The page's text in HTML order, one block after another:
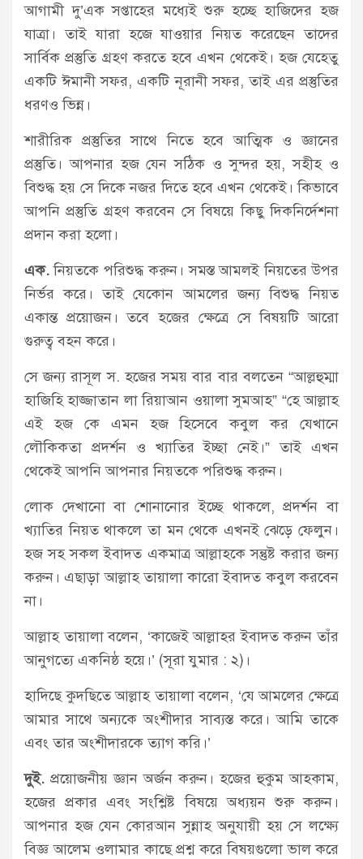
আগামী দু’এক সপ্তাহের মধ্যেই শুরু হচ্ছে হাজিদের হজ
যাত্রা। তাই যারা হজে যাওয়ার নিয়ত করেছেন তাদের
সার্বিক প্রস্তুতি গ্রহণ করতে হবে এখন থেকেই। হজ যেহেতু
একটি ঈমানী সফর, একটি নূরানী সফর, তাই এর প্রস্তুতির
ধরণও ভিন্ন।
শারীরিক প্রস্তুতির সাথে নিতে হবে আত্মিক ও জ্ঞানের
প্রস্তুতি। আপনার হজ যেন সঠিক ও সুন্দর হয়, সহীহ ও
বিশুদ্ধ হয় সে দিকে নজর দিতে হবে এখন থেকেই। কিভাবে
আপনি প্রস্তুতি গ্রহণ করবেন সে বিষয়ে কিছু দিকনির্দেশনা
প্রদান করা হলো।
এক.নিয়তকে পরিশুদ্ধ করুন। সমস্ত আমলই নিয়তের উপর
নির্ভর করে। তাই যেকোন আমলের জন্য বিশুদ্ধ নিয়ত
একান্ত প্রয়োজন। তবে হজের ক্ষেত্রে সে বিষয়টি আরো
গুরুত্ব বহন করে।
সে জন্য রাসূল স. হজের সময় বার বার বলতেন “আল্লহুম্মা
হাজিহি হাজ্জাতান লা রিয়াআন ওয়ালা সুমআহ” “হে আল্লাহ
এই হজ কে এমন হজ হিসেবে কবুল কর যেখানে
লৌকিকতা প্রদর্শন ও খ্যাতির ইচ্ছা নেই।” তাই এখন
থেকেই আপনি আপনার নিয়তকে পরিশুদ্ধ করুন।
লোক দেখানো বা শোনানোর ইচ্ছে থাকলে, প্রদর্শন বা
খ্যাতির নিয়ত থাকলে তা মন থেকে এখনই ঝেড়ে ফেলুন।
হজ সহ সকল ইবাদত একমাত্র আল্লাহকে সন্তুষ্ট করার জন্য
করুন। এছাড়া আল্লাহ তায়ালা কারো ইবাদত কবুল করবেন
না।
আল্লাহ তায়ালা বলেন, ‘কাজেই আল্লাহর ইবাদত করুন তাঁর
আনুগত্যে একনিষ্ঠ হয়ে।’ (সূরা যুমার : ২)।
হাদিছে কুদছিতে আল্লাহ তায়ালা বলেন, ‘যে আমলের ক্ষেত্রে
আমার সাথে অন্যকে অংশীদার সাব্যস্ত করে। আমি তাকে
এবং তার অংশীদারকে ত্যাগ করি।’
দুই. প্রয়োজনীয় জ্ঞান অর্জন করুন। হজের হুকুম আহকাম,
হজের প্রকার এবং সংশ্লিষ্ট বিষয়ে অধ্যয়ন শুরু করুন।
আপনার হজ যেন কোরআন সুন্নাহ অনুযায়ী হয় সে লক্ষ্যে
বিজ্ঞ আলেম ওলামার কাছে প্রশ্ন করে বিষয়গুলো ভাল করে